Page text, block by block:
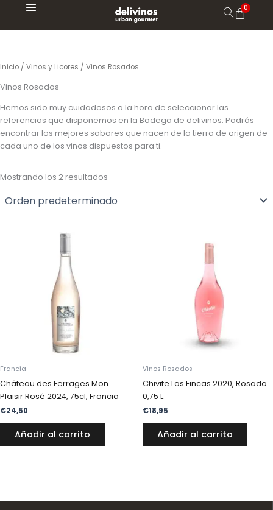
contenido
Inicio / Vinos y Licores / Vinos Rosados
Vinos Rosados
Hemos sido muy cuidadosos a la hora de seleccionar las
referencias que disponemos en la Bodega de delivinos. Podrás
encontrar los mejores sabores que nacen de la tierra de origen de
cada uno de los vinos dispuestos para ti.
Mostrando los 2 resultados
Francia
Château des Ferrages Mon
Plaisir Rosé 2024, 75cl, Francia
€24,50
Añadir al carrito
Vinos Rosados
Chivite Las Fincas 2020, Rosado
0,75 L
€18,95
Añadir al carrito